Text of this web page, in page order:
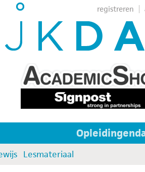
registreren
Lesmateriaal